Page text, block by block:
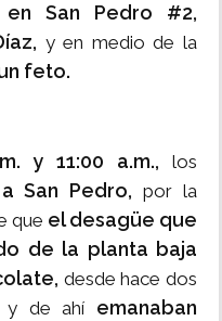
San Pedro #2,
y en medio de la
feto.
y 11:00 a.m., los
San Pedro, por la
que el desagüe que
de la planta baja
desde hace dos
y de ahí emanaban